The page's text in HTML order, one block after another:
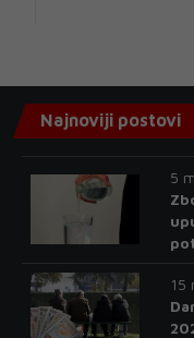
Najnoviji postovi
5
15